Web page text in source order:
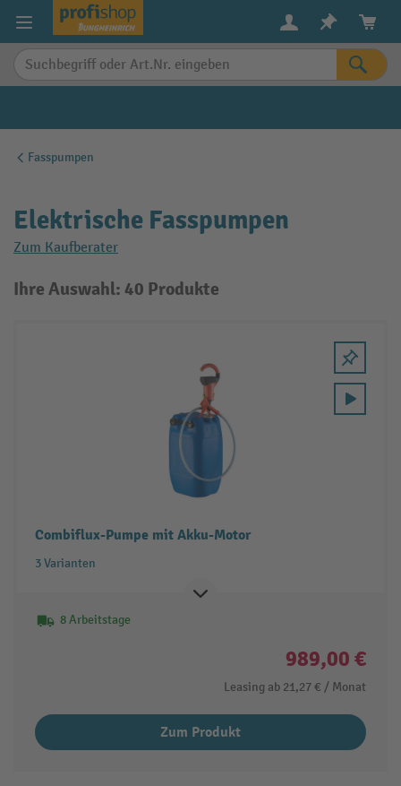
springen
Fasspumpen
Elektrische Fasspumpen
Zum Kaufberater
Ihre Auswahl: 40 Produkte
Combiflux-Pumpe mit Akku-Motor
3 Varianten
8 Arbeitstage
989,00 €
Leasing ab 21,27 € / Monat
Zum Produkt